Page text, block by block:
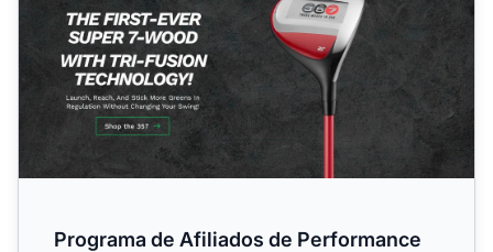
Programa de Afiliados de Performance